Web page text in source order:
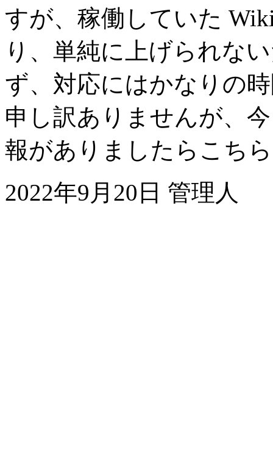
すが、稼働していた
り、単純に上げられな
ず、対応にはかなりの
申し訳ありませんが、
報がありましたらこち
2022年9月20日 管理人